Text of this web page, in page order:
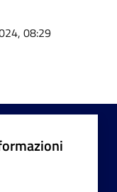
08:29